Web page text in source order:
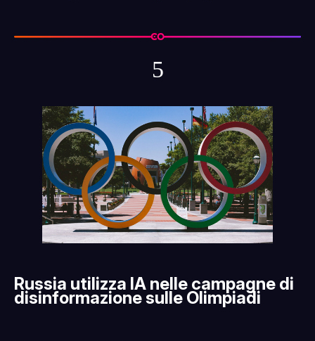
5
Russia utilizza IA nelle campagne di
disinformazione sulle Olimpiadi